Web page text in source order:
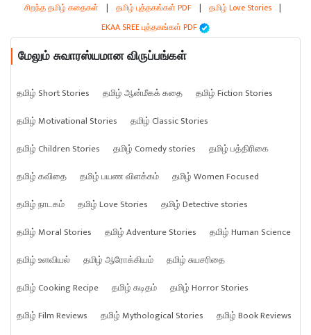
சிறந்த தமிழ் கதைகள் | தமிழ் புத்தகங்கள் PDF | தமிழ் Love Stories |
EKAA SREE புத்தகங்கள் PDF
மேலும் சுவாரஸ்யமான விருப்பங்கள்
தமிழ் Short Stories தமிழ் ஆன்மீகக் கதை
தமிழ் Fiction Stories
தமிழ் Motivational Stories
தமிழ் Classic Stories
தமிழ் Children Stories
தமிழ் Comedy stories
தமிழ் பத்திரிகை
தமிழ் கவிதை
தமிழ் பயண விளக்கம்
தமிழ் Women Focused
தமிழ் நாடகம்
தமிழ் Love Stories
தமிழ் Detective stories
தமிழ் Moral Stories
தமிழ் Adventure Stories
தமிழ் Human Science
தமிழ் உளவியல்
தமிழ் ஆரோக்கியம்
தமிழ் சுயசரிதை
தமிழ் Cooking Recipe
தமிழ் கடிதம்
தமிழ் Horror Stories
தமிழ் Film Reviews
தமிழ் Mythological Stories
தமிழ் Book Reviews